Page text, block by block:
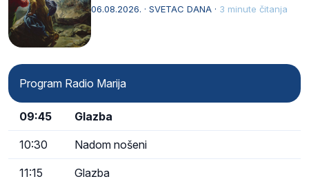
drugoj…
06.08.2026. · SVETAC DANA · 3 minute čitanja
Program Radio Marija
09:45 Glazba
10:30 Nadom nošeni
11:15 Glazba